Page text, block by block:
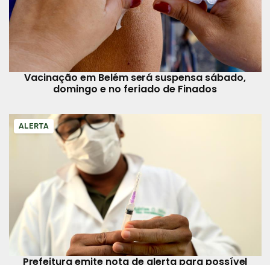
Vacinação em Belém será suspensa sábado,
domingo e no feriado de Finados
ALERTA
Prefeitura emite nota de alerta para possível